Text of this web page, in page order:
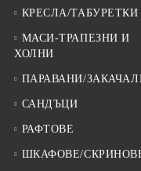
КРЕСЛА/ТАБУРЕТКИ
МАСИ-ТРАПЕЗНИ И
ХОЛНИ
ПАРАВАНИ/
САНДЪЦИ
РАФТОВЕ
ШКАФОВЕ/